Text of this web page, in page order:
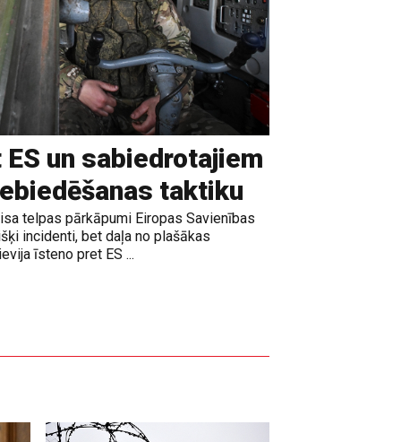
un sabiedrotajiem
taktiku
telpas pārkāpumi Eiropas Savienības
incidenti, bet daļa no plašākas
īsteno pret ES ...